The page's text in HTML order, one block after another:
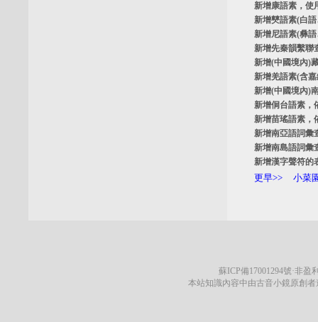
新增康語素，使
新增僰語素(白
新增尼語素(彝
新增先秦韻繫聯
新增(中國境內)
新增羌語素(含
新增(中國境內)
新增侗台語素，
新增苗瑤語素，
新增南亞語詞彙
新增南島語詞彙
新增漢字聲符的
更早>> 小菜
蘇ICP備17001294號·非盈
本站知識內容中由古音小鏡原創